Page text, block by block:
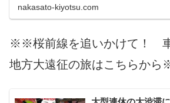
ご利用下さい。
nakasato-kiyotsu.com
※※桜前線を追いかけて！
地方大遠征の旅はこちらか